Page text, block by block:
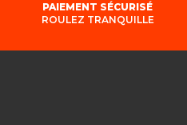
PAIEMENT SÉCURISÉ
ROULEZ TRANQUILLE